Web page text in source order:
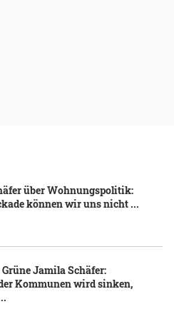
über Wohnungspolitik:
können wir uns nicht ...
Jamila Schäfer:
Kommunen wird sinken,